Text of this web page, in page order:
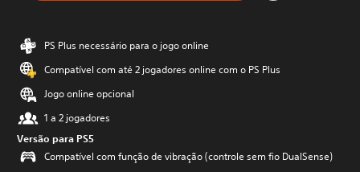
PS Plus necessário para o jogo online
Compatível com até 2 jogadores online com o PS Plus
Jogo online opcional
1 a 2 jogadores
Versão para PS5
Compatível com função de vibração (controle sem fio DualSense)